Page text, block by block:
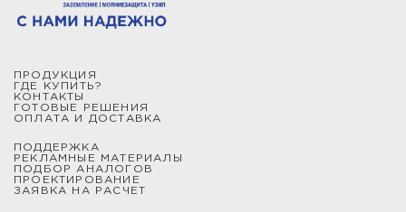
ПРОДУКЦИЯ
ГДЕ КУПИТЬ?
КОНТАКТЫ
ГОТОВЫЕ РЕШЕНИЯ
ОПЛАТА И ДОСТАВКА
ПОДДЕРЖКА
РЕКЛАМНЫЕ МАТЕРИАЛЫ
ПОДБОР АНАЛОГОВ
ПРОЕКТИРОВАНИЕ
ЗАЯВКА НА РАСЧЕТ